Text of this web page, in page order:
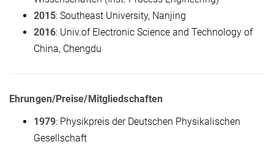
2015: Southeast University, Nanjing
2016: Univ.of Electronic Science and Technology of
China, Chengdu
Ehrungen/Preise/Mitgliedschaften
1979: Physikpreis der Deutschen Physikalischen
Gesellschaft